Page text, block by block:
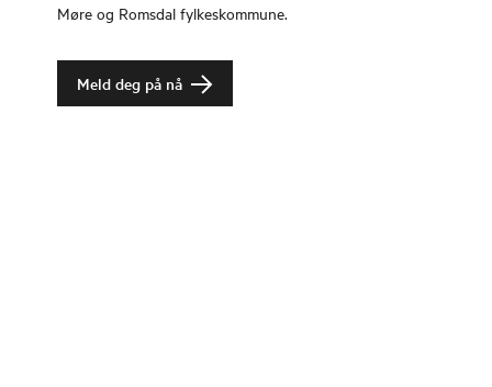
Møre og Romsdal fylkeskommune.
Meld deg på nå